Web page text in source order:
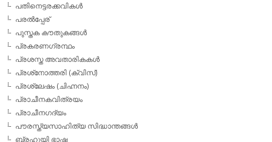
പതിനെട്ടരക്കവികള്‍
പരല്‍പ്പേര്
പുസ്തക കൗതുകങ്ങള്‍
പ്രകരണഗ്രന്ഥം
പ്രശസ്ത അവതാരികകള്‍
പ്രശ്‌നോത്തരി (ക്വിസ്)
പ്രശ്ലേഷം (ചിഹ്നനം)
പ്രാചീനകവിത്രയം
പ്രാചീനഗദ്യം
പൗരസ്ത്യസാഹിത്യ സിദ്ധാന്തങ്ങള്‍
ബ്രഹൂയി ഭാഷ